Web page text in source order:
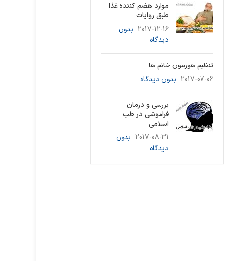
موارد هضم کننده غذا
طبق روایات
2017-12-16 بدون
دیدگاه
تنظیم هورمون خانم ها
2017-07-06 بدون دیدگاه
بررسی و درمان
فراموشی در طب
اسلامی
2017-08-31 بدون
دیدگاه